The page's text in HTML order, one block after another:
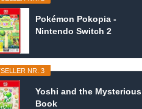
Pokémon Pokopia -
Nintendo Switch 2
NR. 3
Yoshi and the Mysterious
Book